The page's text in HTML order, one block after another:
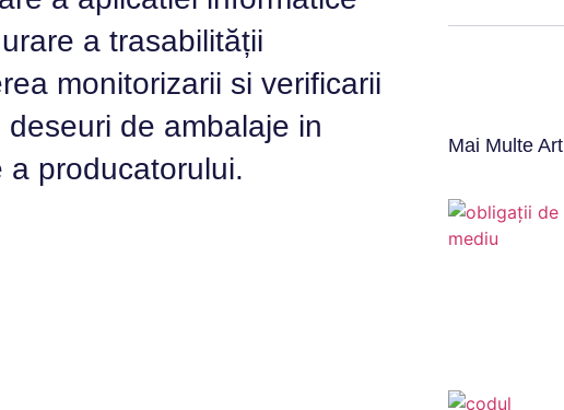
a trasabilității
monitorizarii si verificarii
de ambalaje in
a producatorului.
Mai Multe